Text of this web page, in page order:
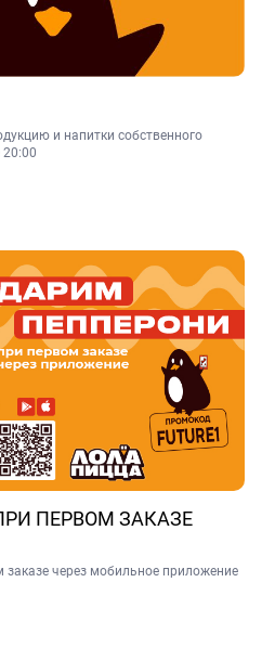
и напитки собственного
20:00
ПЕРВОМ ЗАКАЗЕ
через мобильное приложение